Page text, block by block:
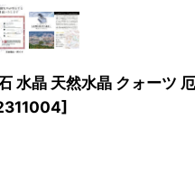
晶 天然水晶 クォーツ
]